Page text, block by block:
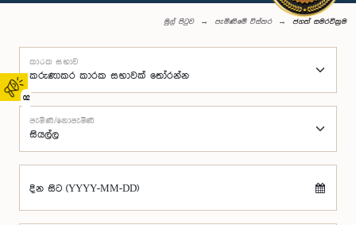
02
මුල් පිටුව පැමිණීමේ විස්තර ජගත් සමරවික්‍රම
කාරක සභාව
පැමිණි/නොපැමිණි
දින සිට (YYYY-MM-DD)